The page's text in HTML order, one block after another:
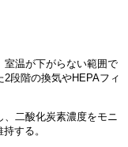
が下がらない範囲で
段階の換気やHEPAフィ
酸化炭素濃度をモニ
する。